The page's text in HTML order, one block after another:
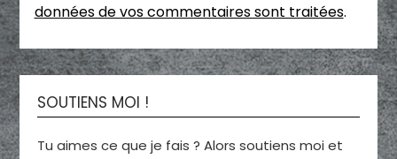
données de vos commentaires sont traitées.
SOUTIENS MOI !
Tu aimes ce que je fais ? Alors soutiens moi et